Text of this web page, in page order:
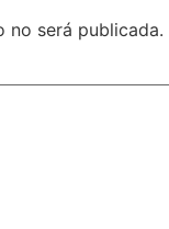
no será publicada.